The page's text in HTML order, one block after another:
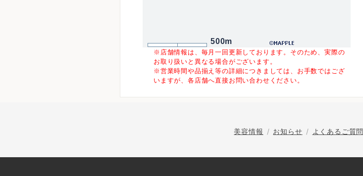
500m
※店舗情報は、毎月一回更新しております。そのため、実際の
お取り扱いと異なる場合がございます。
※営業時間や品揃え等の詳細につきましては、お手数ではござ
いますが、各店舗へ直接お問い合わせください。
美容情報 お知らせ よくあるご質問